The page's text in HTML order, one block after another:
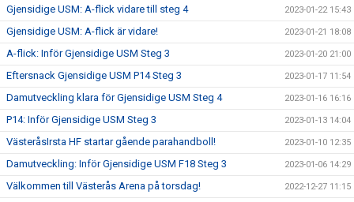
Gjensidige USM: A-flick vidare till steg 4 2023-01-22 15:43
Gjensidige USM: A-flick är vidare! 2023-01-21 18:08
A-flick: Inför Gjensidige USM Steg 3 2023-01-20 21:00
Eftersnack Gjensidige USM P14 Steg 3 2023-01-17 11:54
Damutveckling klara för Gjensidige USM Steg 4 2023-01-16 16:16
P14: Inför Gjensidige USM Steg 3 2023-01-13 14:04
VästeråsIrsta HF startar gående parahandboll! 2023-01-10 12:35
Damutveckling: Inför Gjensidige USM F18 Steg 3 2023-01-06 14:29
Välkommen till Västerås Arena på torsdag! 2022-12-27 11:15